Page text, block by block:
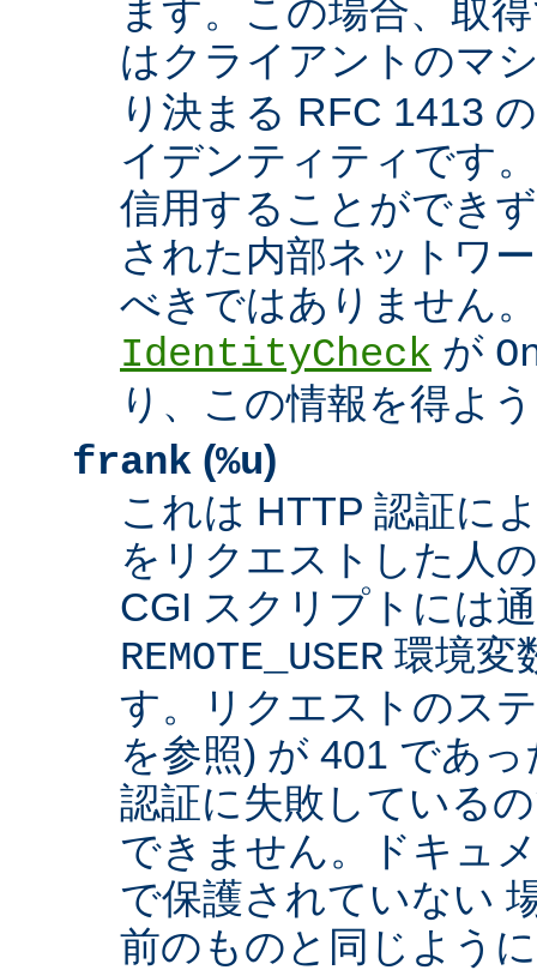
ます。この場合、取
はクライアントのマ
り決まる RFC 1413
イデンティティです
信用することができ
された内部ネットワ
べきではありません
IdentityCheck が
り、この情報を得よ
frank (%u)
これは HTTP 認証に
をリクエストした人
CGI スクリプトには
REMOTE_USER 環境変
す。リクエストのス
を参照) が 401 であ
認証に失敗している
できません。ドキュ
で保護されていない
前のものと同じよう